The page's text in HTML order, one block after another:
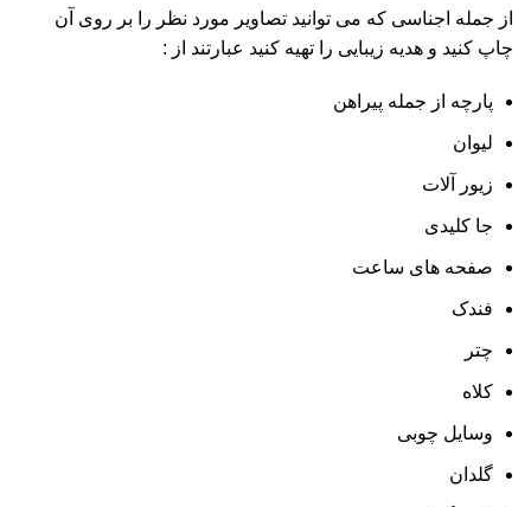
از جمله اجناسی که می توانید تصاویر مورد نظر را بر روی آن
چاپ کنید و هدیه زیبایی را تهیه کنید عبارتند از :
پارچه از جمله پیراهن
لیوان
زیور آلات
جا کلیدی
صفحه های ساعت
فندک
چتر
کلاه
وسایل چوبی
گلدان